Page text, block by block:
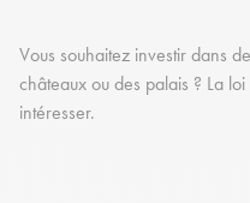
Vous souhaitez investir dans
châteaux ou des palais ? La
intéresser.